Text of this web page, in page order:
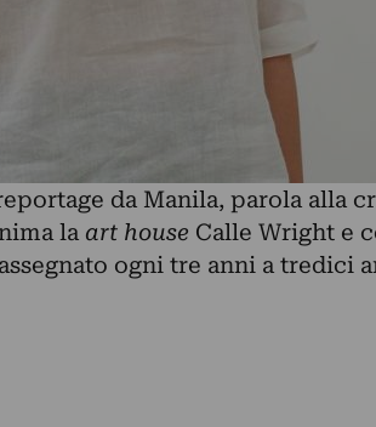
da Manila, parola alla
la art house Calle Wright e
ogni tre anni a tredici